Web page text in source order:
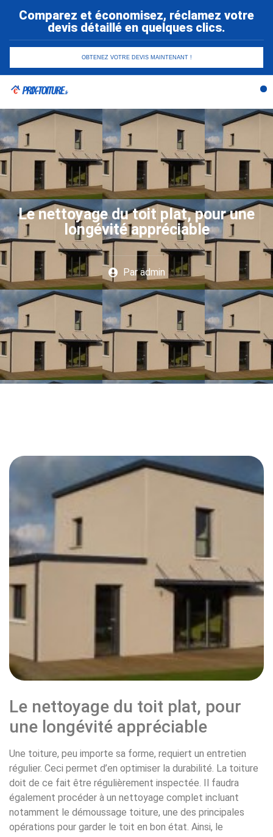
Comparez et économisez, réclamez votre
devis détaillé en quelques clics.
OBTENEZ VOTRE DEVIS MAINTENANT !
Le nettoyage du toit plat, pour une
longévité appréciable
Paradmin
Le nettoyage du toit plat, pour
une longévité appréciable
Une toiture, peu importe sa forme, requiert un entretien
régulier. Ceci permet d’en optimiser la durabilité. La toiture
doit de ce fait être régulièrement inspectée. Il faudra
également procéder à un nettoyage complet incluant
notamment le démoussage toiture, une des principales
opérations pour garder le toit en bon état. Ainsi, le